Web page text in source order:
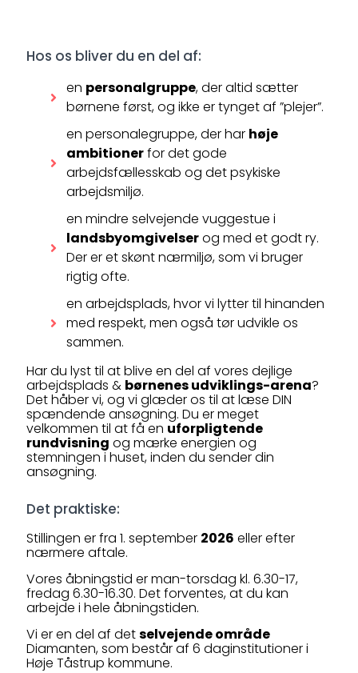
Hos os bliver du en del af:
en personalgruppe, der altid sætter
børnene først, og ikke er tynget af ”plejer”.
en personalegruppe, der har høje
ambitionerfor det gode
arbejdsfællesskab og det psykiske
arbejdsmiljø.
en mindre selvejende vuggestue i
landsbyomgivelserog med et godt ry.
Der er et skønt nærmiljø, som vi bruger
rigtig ofte.
en arbejdsplads, hvor vi lytter til hinanden
med respekt, men også tør udvikle os
sammen.
Har du lyst til at blive en del af vores dejlige
arbejdsplads & børnenes udviklings-arena?
Det håber vi, og vi glæder os til at læse DIN
spændende ansøgning. Du er meget
velkommen til at få en uforpligtende
rundvisning og mærke energien og
stemningen i huset, inden du sender din
ansøgning.
Det praktiske:
Stillingen er fra 1. september 2026 eller efter
nærmere aftale.
Vores åbningstid er man-torsdag kl. 6.30-17,
fredag 6.30-16.30. Det forventes, at du kan
arbejde i hele åbningstiden.
Vi er en del af detselvejende område
Diamanten, som består af 6 daginstitutioner i
Høje Tåstrup kommune.